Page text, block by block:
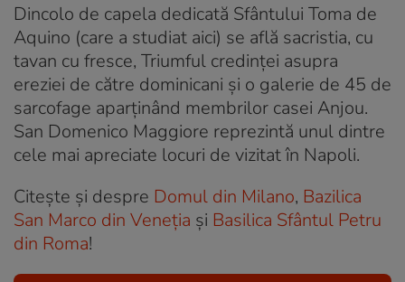
Dincolo de capela dedicată Sfântului Toma de
Aquino (care a studiat aici) se află sacristia, cu
tavan cu fresce, Triumful credinței asupra
ereziei de către dominicani și o galerie de 45 de
sarcofage aparținând membrilor casei Anjou.
San Domenico Maggiore reprezintă unul dintre
cele mai apreciate locuri de vizitat în Napoli.
Citeşte şi despre Domul din Milano, Bazilica
San Marco din Veneţia şi Basilica Sfântul Petru
din Roma!